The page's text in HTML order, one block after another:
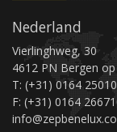
Nederland
Vierlinghweg, 30
4612 PN Bergen
T: (+31) 0164
F: (+31) 0164